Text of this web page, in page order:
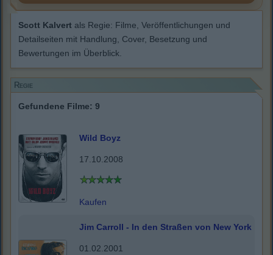
Scott Kalvert als Regie: Filme, Veröffentlichungen und
Detailseiten mit Handlung, Cover, Besetzung und
Bewertungen im Überblick.
Regie
Gefundene Filme: 9
Wild Boyz
17.10.2008
Kaufen
Jim Carroll - In den Straßen von New York
01.02.2001